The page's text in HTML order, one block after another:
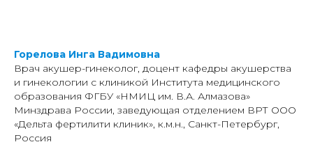
Горелова Инга Вадимовна
Врач акушер-гинеколог, доцент кафедры акушерства
и гинекологии с клиникой Института медицинского
образования ФГБУ «НМИЦ им. В.А. Алмазова»
Минздрава России, заведующая отделением ВРТ ООО
«Дельта фертилити клиник», к.м.н., Санкт-Петербург,
Россия